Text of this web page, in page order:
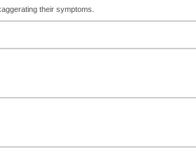
their symptoms.